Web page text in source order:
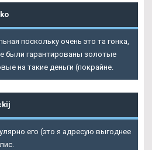
поскольку очень это та гонка,
были гарантированы золотые
на такие деньги (покрайне.
его (это я адресую выгоднее